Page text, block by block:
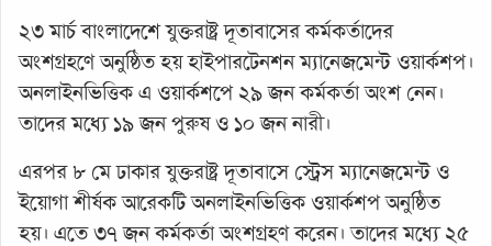
২৩ মার্চ বাংলাদেশে যুক্তরাষ্ট্র দূতাবাসের কর্মকর্তাদের
অংশগ্রহণে অনুষ্ঠিত হয় হাইপারটেনশন ম্যানেজমেন্ট ওয়ার্কশপ।
অনলাইনভিত্তিক এ ওয়ার্কশপে ২৯ জন কর্মকর্তা অংশ নেন।
তাদের মধ্যে ১৯ জন পুরুষ ও ১০ জন নারী।
এরপর ৮ মে ঢাকার যুক্তরাষ্ট্র দূতাবাসে স্ট্রেস ম্যানেজমেন্ট ও
ইয়োগা শীর্ষক আরেকটি অনলাইনভিত্তিক ওয়ার্কশপ অনুষ্ঠিত
হয়। এতে ৩৭ জন কর্মকর্তা অংশগ্রহণ করেন। তাদের মধ্যে ২৫